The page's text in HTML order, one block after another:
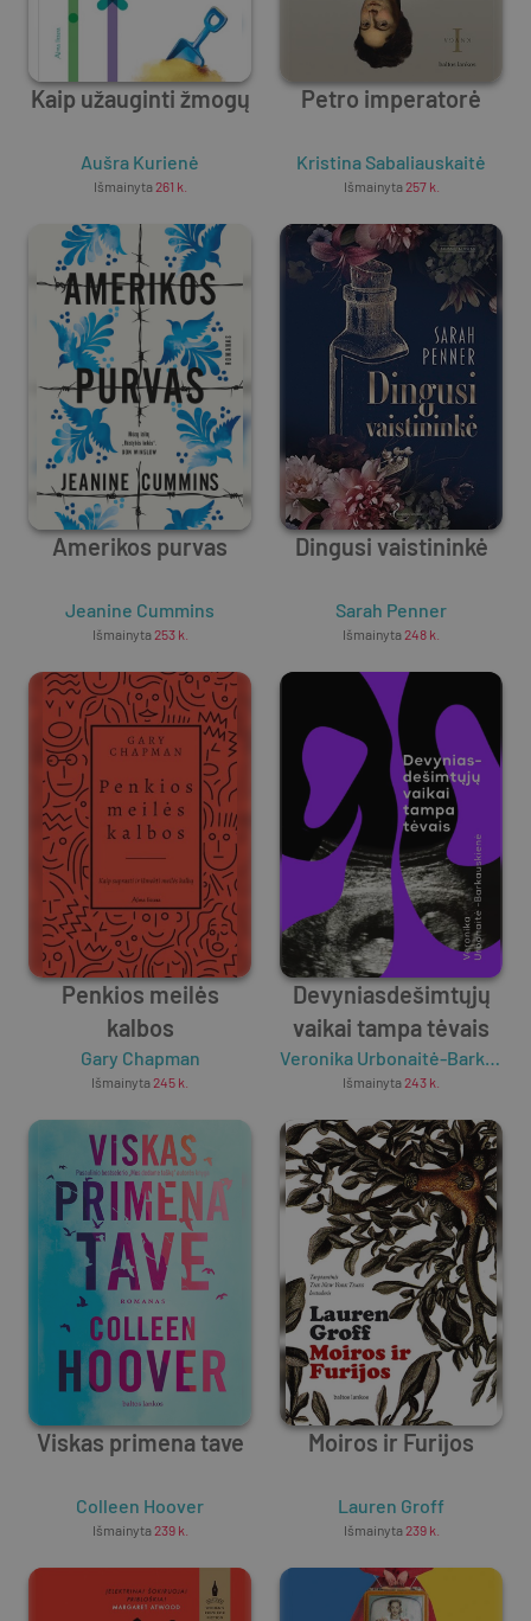
Kaip užauginti žmogų
Aušra Kurienė
Išmainyta261 k.
Petro imperatorė
Kristina Sabaliauskaitė
Išmainyta257k.
Amerikos purvas
Jeanine Cummins
Išmainyta253k.
Dingusi vaistininkė
Sarah Penner
Išmainyta248 k.
Penkios meilės
kalbos
Gary Chapman
Išmainyta245 k.
Devyniasdešimtųjų
vaikai tampa tėvais
Veronika Urbonaitė-Barkauskienė
Išmainyta243 k.
Viskas primena tave
Colleen Hoover
Išmainyta239k.
Moiros ir Furijos
Lauren Groff
Išmainyta239k.